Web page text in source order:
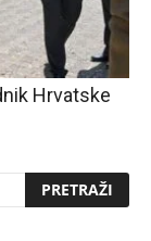
Hrvatske